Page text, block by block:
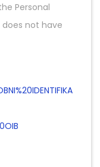
Personal
not have